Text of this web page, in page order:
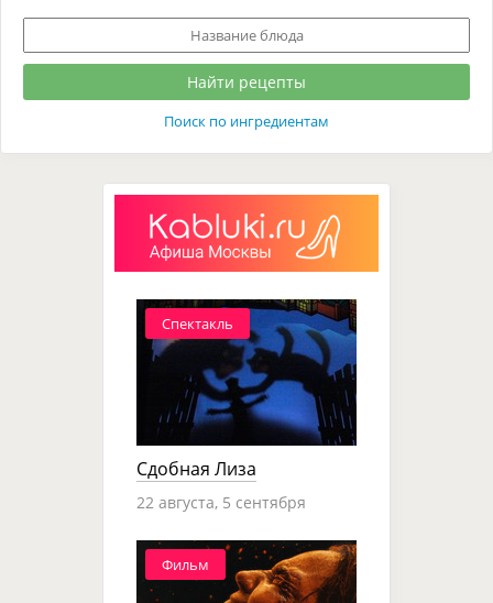
Поиск по ингредиентам
Спектакль
Сдобная Лиза
22 августа, 5 сентября
Фильм